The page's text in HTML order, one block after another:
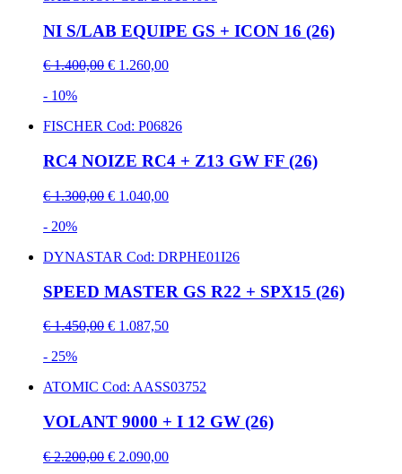
NI S/LAB EQUIPE GS + ICON 16 (26)
€ 1.400,00 € 1.260,00
- 10%
FISCHER Cod: P06826
RC4 NOIZE RC4 + Z13 GW FF (26)
€ 1.300,00 € 1.040,00
- 20%
DYNASTAR Cod: DRPHE01I26
SPEED MASTER GS R22 + SPX15 (26)
€ 1.450,00 € 1.087,50
- 25%
ATOMIC Cod: AASS03752
VOLANT 9000 + I 12 GW (26)
€ 2.200,00 € 2.090,00